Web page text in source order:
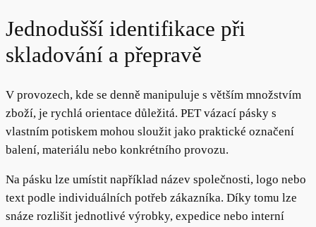
Jednodušší identifikace při
skladování a přepravě
V provozech, kde se denně manipuluje s větším množstvím
zboží, je rychlá orientace důležitá. PET vázací pásky s
vlastním potiskem mohou sloužit jako praktické označení
balení, materiálu nebo konkrétního provozu.
Na pásku lze umístit například název společnosti, logo nebo
text podle individuálních potřeb zákazníka. Díky tomu lze
snáze rozlišit jednotlivé výrobky, expedice nebo interní